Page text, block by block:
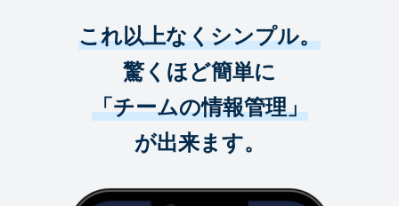
これ以上なくシンプル。
驚くほど簡単に
「チームの情報管理」
が出来ます。